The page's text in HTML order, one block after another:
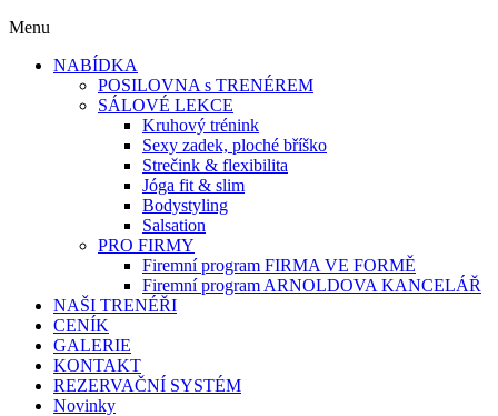
Menu
NABÍDKA
POSILOVNA s TRENÉREM
SÁLOVÉ LEKCE
Kruhový trénink
Sexy zadek, ploché bříško
Strečink & flexibilita
Jóga fit & slim
Bodystyling
Salsation
PRO FIRMY
Firemní program FIRMA VE FORMĚ
Firemní program ARNOLDOVA KANCELÁŘ
NAŠI TRENÉŘI
CENÍK
GALERIE
KONTAKT
REZERVAČNÍ SYSTÉM
Novinky